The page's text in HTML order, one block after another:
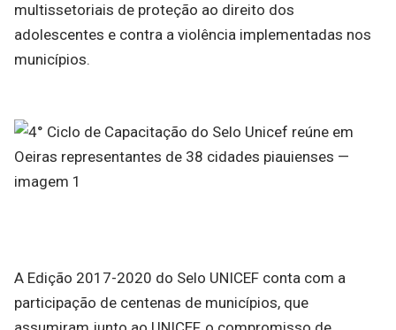
multissetoriais de proteção ao direito dos
adolescentes e contra a violência implementadas nos
municípios.
A Edição 2017-2020 do Selo UNICEF conta com a
participação de centenas de municípios, que